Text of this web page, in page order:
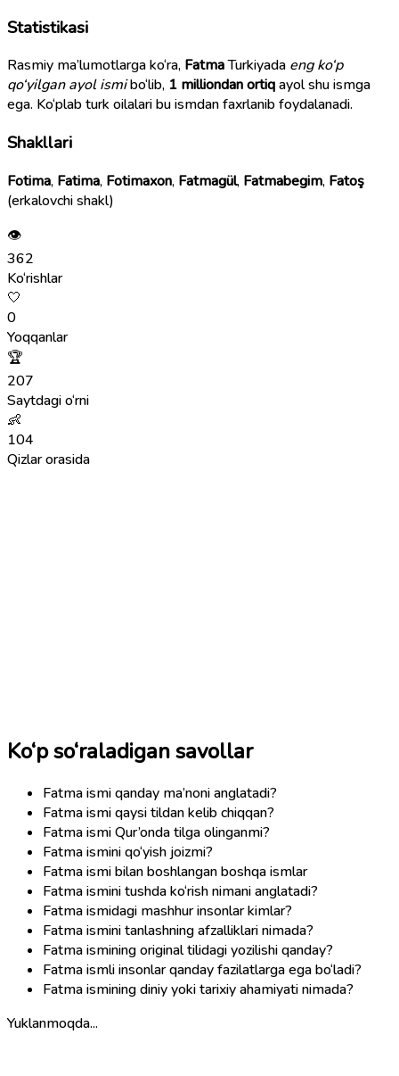
Statistikasi
Rasmiy ma’lumotlarga ko‘ra, FatmaTurkiyada eng ko‘p
qo‘yilgan ayol ismibo‘lib, 1 milliondan ortiqayol shu ismga
ega. Ko‘plab turk oilalari bu ismdan faxrlanib foydalanadi.
Shakllari
Fotima, Fatima, Fotimaxon, Fatmagül, Fatmabegim, Fatoş
(erkalovchi shakl)
👁
362
Ko‘rishlar
🤍
0
Yoqqanlar
🏆
207
Saytdagi o‘rni
👶
104
Qizlar orasida
Ko‘p so‘raladigan savollar
Fatma ismi qanday ma’noni anglatadi?
Fatma ismi qaysi tildan kelib chiqqan?
Fatma ismi Qur’onda tilga olinganmi?
Fatma ismini qo‘yish joizmi?
Fatma ismi bilan boshlangan boshqa ismlar
Fatma ismini tushda ko‘rish nimani anglatadi?
Fatma ismidagi mashhur insonlar kimlar?
Fatma ismini tanlashning afzalliklari nimada?
Fatma ismining original tilidagi yozilishi qanday?
Fatma ismli insonlar qanday fazilatlarga ega bo‘ladi?
Fatma ismining diniy yoki tarixiy ahamiyati nimada?
Yuklanmoqda...